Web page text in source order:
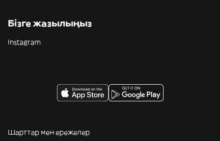
Бізге жазылыңыз
Instagram
Шарттар мен ережелер